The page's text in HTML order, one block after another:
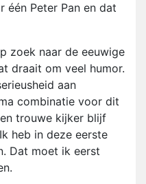
één Peter Pan en dat
zoek naar de eeuwige
draait om veel humor.
aan
combinatie voor dit
trouwe kijker blijf
heb in deze eerste
Dat moet ik eerst